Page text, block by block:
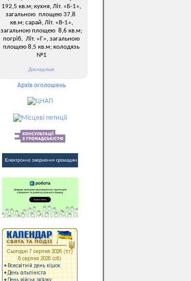
192,5 кв.м; кухня, Літ. «Б-1»,
загальною площею 37,8
кв.м; сарай, Літ. «В-1»,
загальною площею 8,6 кв.м;
погріб, Літ. «Г», загальною
площею 8,5 кв.м; колодязь
№1
Докладніше
Архів оголошень